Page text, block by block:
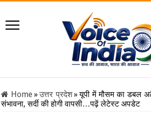
Home» उत्तर प्रदेश»यूपी में मौसम का डबल
संभावना, सर्दी की होगी वापसी…पढ़ें लेटेस्ट अपडेट